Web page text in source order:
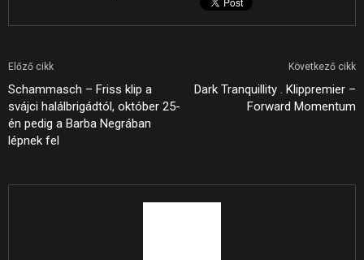
Előző cikk
Schammasch – Friss klip a
svájci halálbrigádtól, október 25-
én pedig a Barba Negrában
lépnek fel
Következő cikk
Dark Tranquillity . Klippremier –
Forward Momentum